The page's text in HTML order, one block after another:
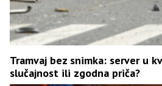
Tramvaj bez snimka: server u
slučajnost ili zgodna priča?